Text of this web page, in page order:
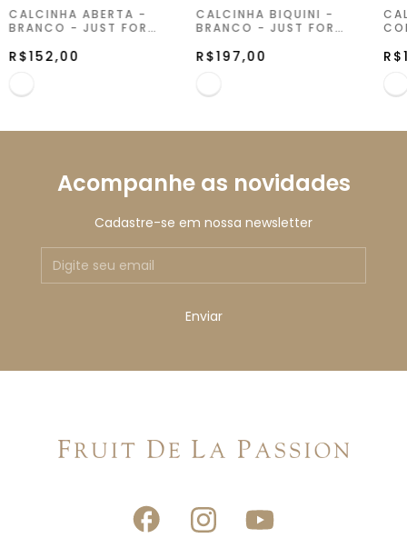
CALCINHA ABERTA -
BRANCO - JUST FOR
R$152,00
CALCINHA BIQUINI -
BRANCO - JUST FOR
R$197,00
Acompanhe as novidades
Cadastre-se em nossa newsletter